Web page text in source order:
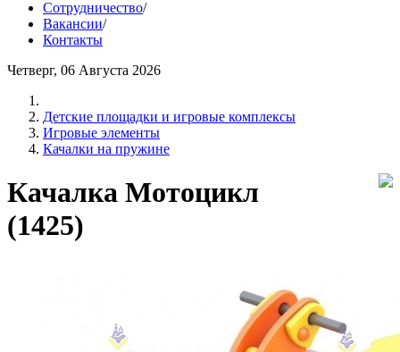
Сотрудничество/
Вакансии/
Контакты
Четверг, 06 Августа 2026
Детские площадки и игровые комплексы
Игровые элементы
Качалки на пружине
Качалка Мотоцикл
(1425)